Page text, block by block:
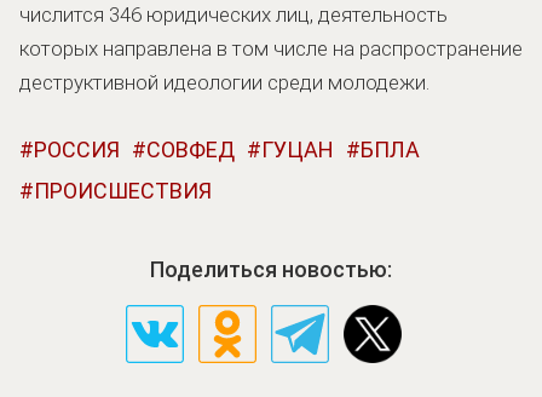
числится 346 юридических лиц, деятельность
которых направлена в том числе на распространение
деструктивной идеологии среди молодежи.
РОССИЯ СОВФЕД ГУЦАН
БПЛА
ПРОИСШЕСТВИЯ
Поделиться новостью: